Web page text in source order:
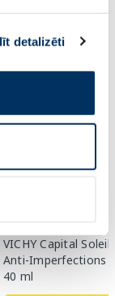
detalizēti
VICHY Capital Soleil
Anti-Imperfections
40 ml